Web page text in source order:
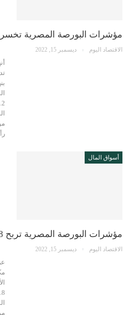
مؤشرات البورصة المصرية تخسر 11.2 مليار جنيه
الاقتصاد اليوم ديسمبر 15, 2022
أسواق المال
مؤشرات البورصة المصرية تربح 13.8 مليار جنيه
الاقتصاد اليوم ديسمبر 15, 2022